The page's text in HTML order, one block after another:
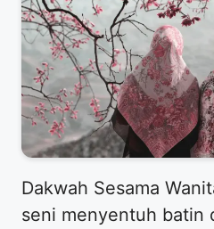
​Dakwah Sesama
seni menyentuh batin